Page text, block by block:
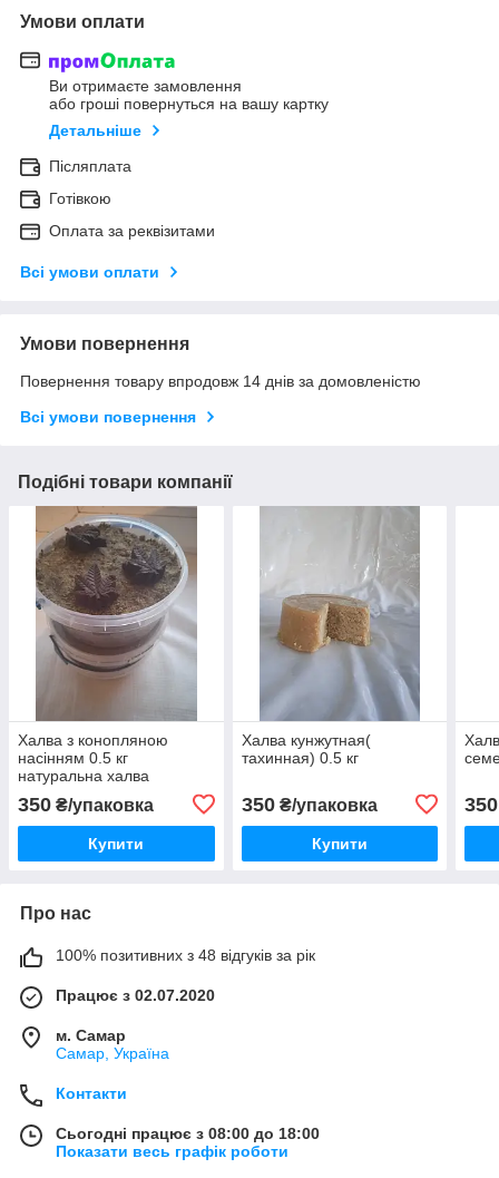
Умови оплати
Ви отримаєте замовлення
або гроші повернуться на вашу картку
Детальніше
Післяплата
Готівкою
Оплата за реквізитами
Всі умови оплати
Умови повернення
Повернення товару впродовж 14 днів за домовленістю
Всі умови повернення
Подібні товари компанії
Халва з конопляною
насінням 0.5 кг
натуральна халва
350 ₴/упаковка
Купити
Халва кунжутная(
тахинная) 0.5 кг
350₴/упаковка
Купити
350
Про нас
100% позитивних з 48 відгуків за рік
Працює з 02.07.2020
м. Самар
Самар, Україна
Контакти
Сьогодні працює з 08:00 до 18:00
Показати весь графік роботи